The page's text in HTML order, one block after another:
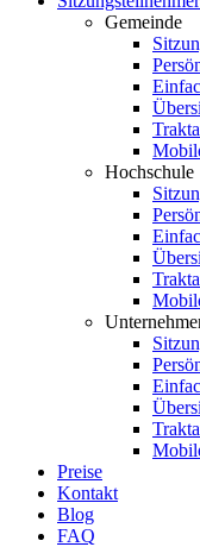
Gemeinde
Hochschule
Preise
Kontakt
Blog
FAQ